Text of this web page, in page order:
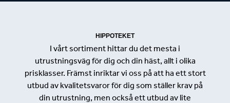
HIPPOTEKET
I vårt sortiment hittar du det mesta i
utrustningsväg för dig och din häst, allt i olika
prisklasser. Främst inriktar vi oss på att ha ett stort
utbud av kvalitetsvaror för dig som ställer krav på
din utrustning, men också ett utbud av lite